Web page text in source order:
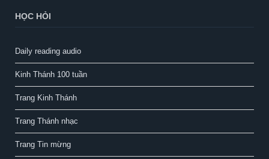
HỌC HỎI
Daily reading audio
Kinh Thánh 100 tuần
Trang Kinh Thánh
Trang Thánh nhạc
Trang Tin mừng